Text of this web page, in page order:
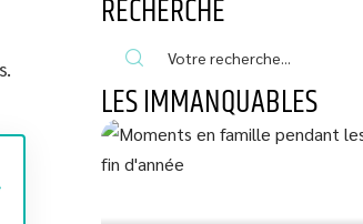
RECHERCHE
LES IMMANQUABLES